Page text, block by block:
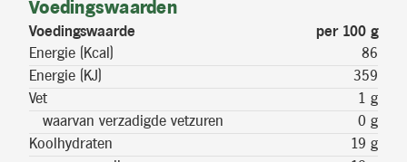
Voedingswaarden
Voedingswaarde
per 100 g
Energie (Kcal)
86
Energie (KJ)
359
Vet
1 g
waarvan verzadigde vetzuren
0 g
Koolhydraten
19 g